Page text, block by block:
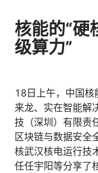
核能的“硬
级算力”
18日上午，中国
来龙、实在智能解
技（深圳）有限责
区块链与数据安全
核武汉核电运行技
任任宇阳等分享了